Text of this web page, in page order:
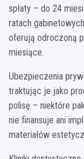
spłaty – do 24
ratach
oferują odroczoną
miesiące.
Ubezpieczenia
traktując je jako
polisę – niektóre
nie finansuje ani
materiałów